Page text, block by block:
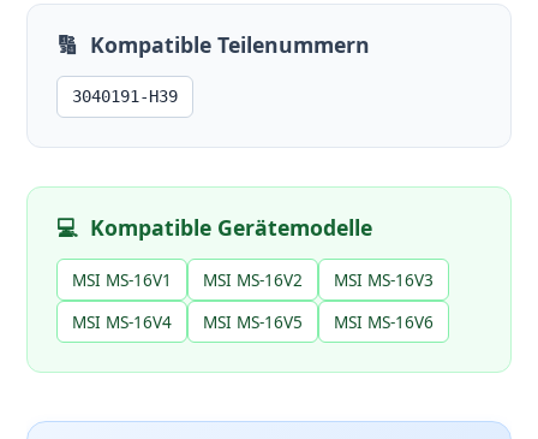
🔢 Kompatible Teilenummern
3040191-H39
💻 Kompatible Gerätemodelle
MSI MS-16V1 MSI MS-16V2
MSI MS-16V3
MSI MS-16V4
MSI MS-16V5 MSI MS-16V6